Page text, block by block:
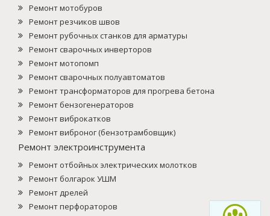
Ремонт мотобуров
Ремонт резчиков швов
Ремонт рубочных станков для арматуры
Ремонт сварочных инверторов
Ремонт мотопомп
Ремонт сварочных полуавтоматов
Ремонт трансформаторов для прогрева бетона
Ремонт бензогенераторов
Ремонт виброкатков
Ремонт виброног (бензотрамбовщик)
Ремонт электроинструмента
Ремонт отбойных электрических молотков
Ремонт болгарок УШМ
Ремонт дрелей
Ремонт перфораторов